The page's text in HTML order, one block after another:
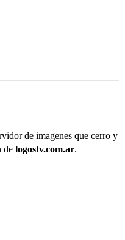
de imagenes que cerro y
de logostv.com.ar.